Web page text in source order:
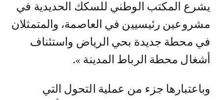
يشرع المكتب الوطني للسكك الحديدية في
مشروعين رئيسيين في العاصمة، والمتمثلان
في محطة جديدة بحي الرياض واستئناف
أشغال محطة الرباط المدينة ».
وباعتبارها جزء من عملية التحول التي